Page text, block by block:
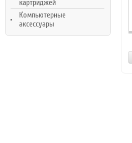
картриджей
Компьютерные
аксессуары